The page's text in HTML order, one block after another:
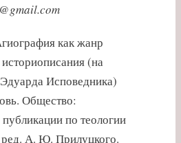
как жанр
(на
Исповедника)
Общество:
по теологии
А. Ю. Прилуцкого.